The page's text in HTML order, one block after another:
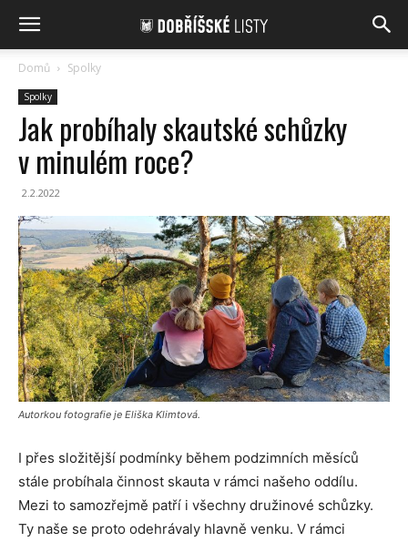
Domů Spolky
Spolky
Jak probíhaly skautské schůzky
v minulém roce?
2.2.2022
Autorkou fotografie je Eliška Klimtová.
I přes složitější podmínky během podzimních měsíců
stále probíhala činnost skauta v rámci našeho oddílu.
Mezi to samozřejmě patří i všechny družinové schůzky.
Ty naše se proto odehrávaly hlavně venku. V rámci